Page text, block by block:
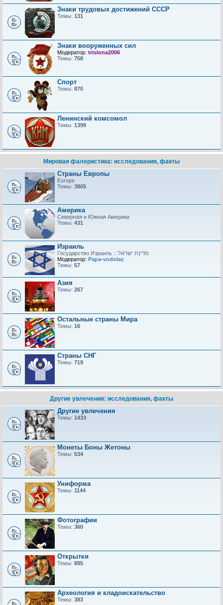
Знаки трудовых достижений CCCP
Темы: 131
Знаки вооруженных сил
Модератор: trislona2006
Темы: 758
Спорт
Темы: 870
Ленинский комсомол
Темы: 1399
Мировая фалеристика: исследования, факты
Страны Европы
Europe
Темы: 3805
Америка
Северная и Южная Америки
Темы: 431
Израиль
Модератор: Papa-vodolaz
Темы: 57
Азия
Темы: 267
Остальные страны Мира
Темы: 16
Страны СНГ
Темы: 719
Другие увлечения: исследования, факты
Другие увлечения
Темы: 1433
Монеты Боны Жетоны
Темы: 534
Униформа
Темы: 1144
Фотографии
Темы: 360
Открытки
Темы: 895
Археология и кладоискательство
Темы: 383